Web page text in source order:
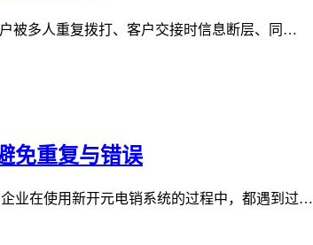
被多人重复拨打、客户交接时信息断层、同…
免重复与错误
业在使用新开元电销系统的过程中，都遇到过…